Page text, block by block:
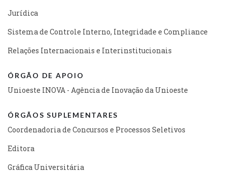
Jurídica
Sistema de Controle Interno, Integridade e Compliance
Relações Internacionais e Interinstitucionais
ÓRGÃO DE APOIO
Unioeste INOVA - Agência de Inovação da Unioeste
ÓRGÃOS SUPLEMENTARES
Coordenadoria de Concursos e Processos Seletivos
Editora
Gráfica Universitária